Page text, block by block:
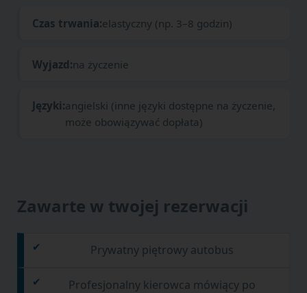
Czas trwania:elastyczny (np. 3–8 godzin)
Wyjazd:na życzenie
Języki:angielski (inne języki dostępne na życzenie,
może obowiązywać dopłata)
Zawarte w twojej rezerwacji
Prywatny piętrowy autobus
Profesjonalny kierowca mówiący po